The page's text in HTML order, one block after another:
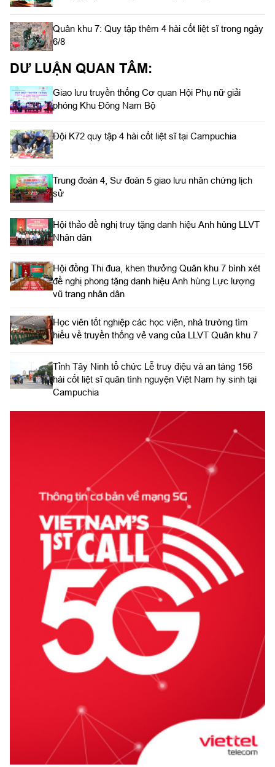
Quân khu 7: Quy tập thêm 4 hài cốt liệt sĩ trong ngày
6/8
DƯ LUẬN QUAN TÂM:
Giao lưu truyền thống Cơ quan Hội Phụ nữ giải
phóng Khu Đông Nam Bộ
Đội K72 quy tập 4 hài cốt liệt sĩ tại Campuchia
Trung đoàn 4, Sư đoàn 5 giao lưu nhân chứng lịch
sử
Hội thảo đề nghị truy tặng danh hiệu Anh hùng LLVT
Nhân dân
Hội đồng Thi đua, khen thưởng Quân khu 7 bình xét
đề nghị phong tặng danh hiệu Anh hùng Lực lượng
vũ trang nhân dân
Học viên tốt nghiệp các học viện, nhà trường tìm
hiểu về truyền thống vẻ vang của LLVT Quân khu 7
​Tỉnh Tây Ninh tổ chức Lễ truy điệu và an táng 156
hài cốt liệt sĩ quân tình nguyện Việt Nam hy sinh tại
Campuchia